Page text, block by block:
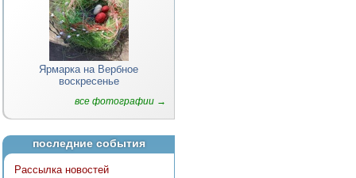
Ярмарка на Вербное
воскресенье
все фотографии →
последние события
Рассылка новостей